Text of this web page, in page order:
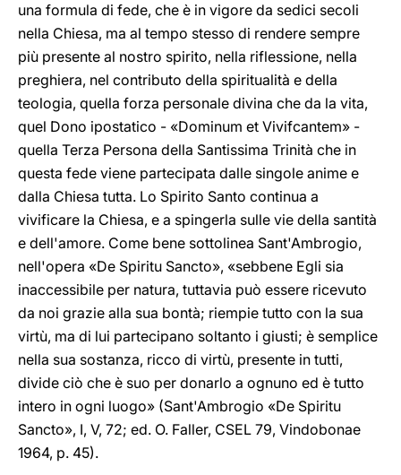
una formula di fede, che è in vigore da sedici secoli
nella Chiesa, ma al tempo stesso di rendere sempre
più presente al nostro spirito, nella riflessione, nella
preghiera, nel contributo della spiritualità e della
teologia, quella forza personale divina che da la vita,
quel Dono ipostatico - «Dominum et Vivifcantem» -
quella Terza Persona della Santissima Trinità che in
questa fede viene partecipata dalle singole anime e
dalla Chiesa tutta. Lo Spirito Santo continua a
vivificare la Chiesa, e a spingerla sulle vie della santità
e dell'amore. Come bene sottolinea Sant'Ambrogio,
nell'opera «De Spiritu Sancto», «sebbene Egli sia
inaccessibile per natura, tuttavia può essere ricevuto
da noi grazie alla sua bontà; riempie tutto con la sua
virtù, ma di lui partecipano soltanto i giusti; è semplice
nella sua sostanza, ricco di virtù, presente in tutti,
divide ciò che è suo per donarlo a ognuno ed è tutto
intero in ogni luogo» (Sant'Ambrogio «De Spiritu
Sancto», I, V, 72; ed. O. Faller, CSEL 79, Vindobonae
1964, p. 45).